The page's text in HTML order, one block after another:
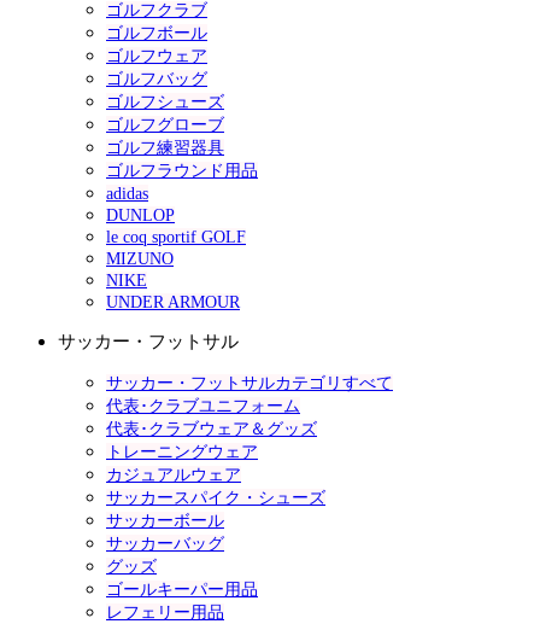
ゴルフクラブ
ゴルフボール
ゴルフウェア
ゴルフバッグ
ゴルフシューズ
ゴルフグローブ
ゴルフ練習器具
ゴルフラウンド用品
adidas
DUNLOP
le coq sportif GOLF
MIZUNO
NIKE
UNDER ARMOUR
サッカー・フットサル
サッカー・フットサルカテゴリすべて
代表･クラブユニフォーム
代表･クラブウェア＆グッズ
トレーニングウェア
カジュアルウェア
サッカースパイク・シューズ
サッカーボール
サッカーバッグ
グッズ
ゴールキーパー用品
レフェリー用品